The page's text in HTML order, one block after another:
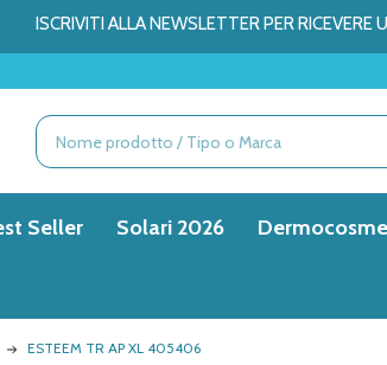
ISCRIVITI ALLA NEWSLETTER PER
Ricerca
Seller Solari 2026
ESTEEM TR AP XL 405406